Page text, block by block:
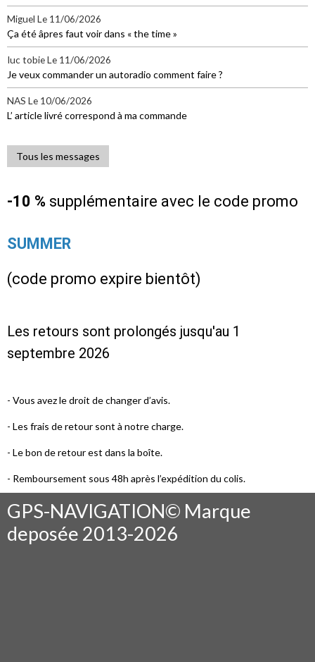
Miguel Le 11/06/2026
Ça été âpres faut voir dans « the time »
Iuc tobieLe 11/06/2026
Je veux commander un autoradio comment faire ?
NAS Le 10/06/2026
L’ article livré correspond à ma commande
Tous les messages
-10 % supplémentaire avec le code promo
SUMMER
(code promo expire bientôt)
Les retours sont prolongés jusqu'au 1
septembre 2026
- Vous avez le droit de changer d’avis.
- Les frais de retour sont à notre charge.
- Le bon de retour est dans la boîte.
- Remboursement sous 48h après l’expédition du colis.
GPS-NAVIGATION© Marque
deposée 2013-2026